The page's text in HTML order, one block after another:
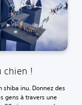
chien !
shiba inu. Donnez des
gens à travers une